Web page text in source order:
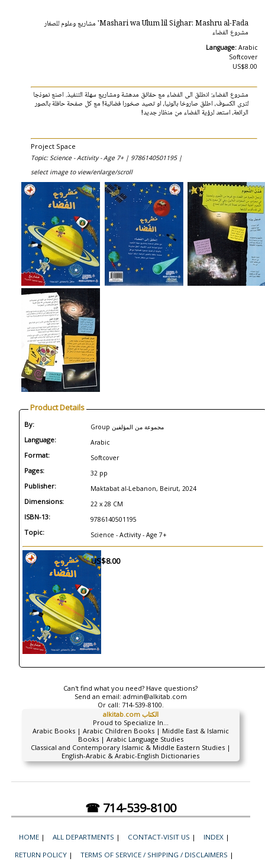
Mashari wa Ulum lil Sighar: Mashru al-Fada' مشاريع وعلوم للصغار
مشروع الفضاء
Language: Arabic
Softcover
US$8.00
مشروع الفضاء: انطلق الى الفضاء مع حقائق مدهشة ومشاريع سهلة التنفيذ. اصنع نموذجا
لترى الكسوف، اطلق صاروخا بالونيا، او تصيد صخورا فضائية! مع كل صفحة حافلة بالصور
الرائعة، استعد لرؤية الفضاء من منظار جديد!
Project Space
Topic: Science - Activity - Age 7+ | 9786140501195 |
select image to view/enlarge/scroll
Product Details
By: Group مجموعة من المؤلفين
Language: Arabic
Format: Softcover
Pages: 32 pp
Publisher: Maktabat al-Lebanon, Beirut, 2024
Dimensions: 22 x 28 CM
ISBN-13: 9786140501195
Topic: Science - Activity - Age 7+
US$8.00
Can't find what you need? Have questions?
Send an email: admin@alkitab.com
Or call: 714-539-8100.
alkitab.com الكتاب
Proud to Specialize In...
Arabic Books | Arabic Children Books | Middle East & Islamic
Books | Arabic Language Studies
Classical and Contemporary Islamic & Middle Eastern Studies |
English-Arabic & Arabic-English Dictionaries
☎ 714-539-8100
HOME | ALL DEPARTMENTS | CONTACT-VISIT US | INDEX |
RETURN POLICY | TERMS OF SERVICE / SHIPPING / DISCLAIMERS |